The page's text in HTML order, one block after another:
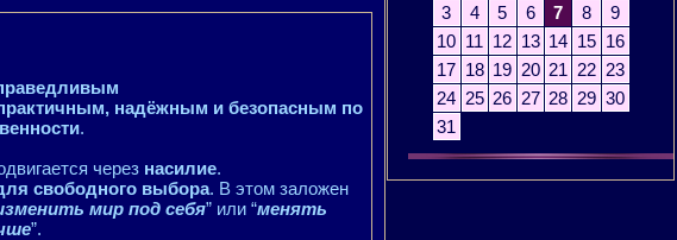
надёжным и безопасным по
.
через насилие.
свободного выбора. В этом заложен
мир под себя” или “менять
”.
3
4 5 6 7 8
9
10 11 12 13 14 15 16
17 18 19 20 21 22 23
24 25 26 27 28 29 30
31